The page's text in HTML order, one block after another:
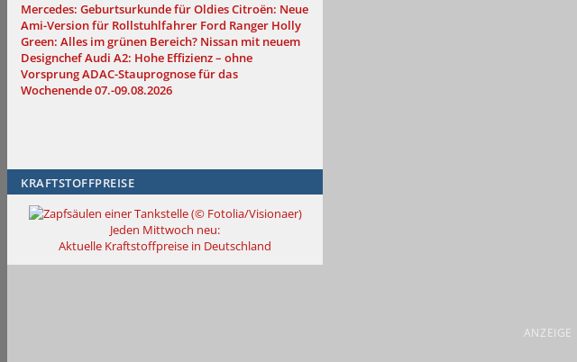
Mercedes: Geburtsurkunde für OldiesCitroën: Neue
Ami-Version für Rollstuhlfahrer Ford Ranger Holly
Green: Alles im grünen Bereich? Nissan mit neuem
DesignchefAudi A2: Hohe Effizienz – ohne
VorsprungADAC-Stauprognose für das
Wochenende 07.-09.08.2026
KRAFTSTOFFPREISE
Jeden Mittwoch neu:
Aktuelle Kraftstoffpreise in Deutschland
ANZEIGE